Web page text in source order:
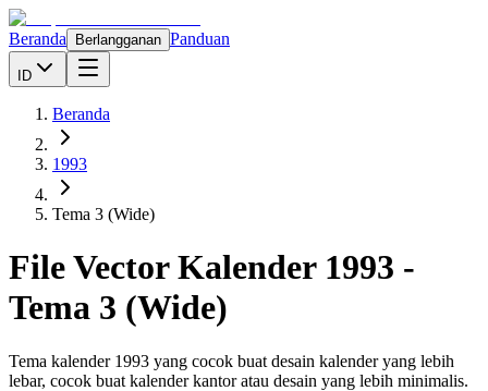
Beranda Berlangganan Panduan
ID
Beranda
1993
Tema 3 (Wide)
File Vector Kalender 1993 -
Tema 3 (Wide)
Tema kalender 1993 yang cocok buat desain kalender yang lebih
lebar, cocok buat kalender kantor atau desain yang lebih minimalis.